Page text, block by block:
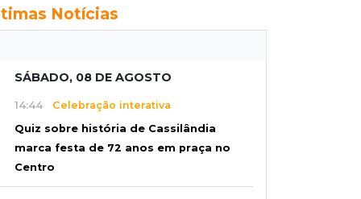
Notícias
SÁBADO, 08 DE AGOSTO
14:44 Celebração interativa
Quiz sobre história de Cassilândia
marca festa de 72 anos em praça no
Centro